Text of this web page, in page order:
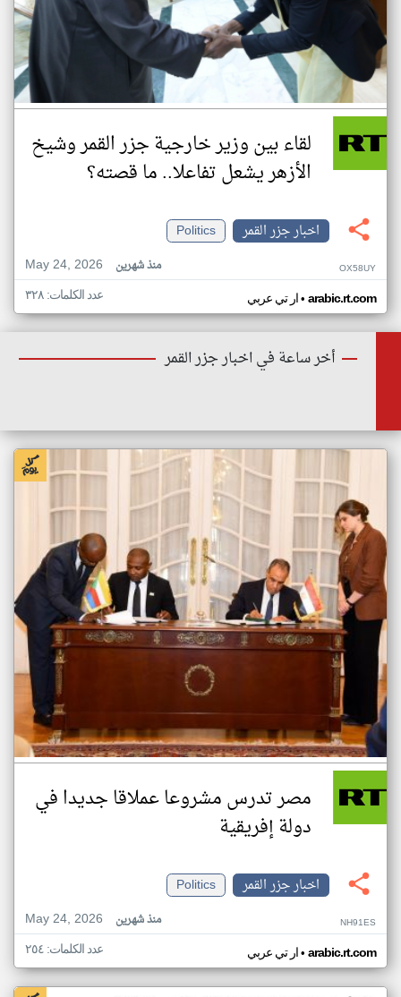
لقاء بين وزير خارجية جزر القمر وشيخ
الأزهر يشعل تفاعلا.. ما قصته؟
اخبار جزر القمر
Politics
May 24, 2026
منذ شهرين OX58UY
ار تي عربي• arabic.rt.com عدد الكلمات: ٣٢٨
أخر ساعة في اخبار جزر القمر
مصر تدرس مشروعا عملاقا جديدا في
دولة إفريقية
اخبار جزر القمر
Politics
May 24, 2026
منذ شهرين NH91ES
ار تي عربي• arabic.rt.com عدد الكلمات: ٢٥٤